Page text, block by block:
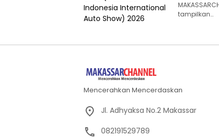
tampilkan…
Mencerahkan Mencerdaskan
Jl. Adhyaksa No.2 Makassar
082191529789